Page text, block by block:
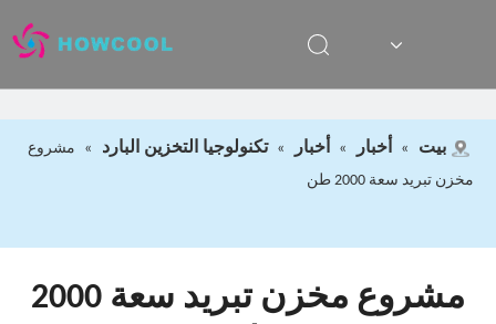
بيت » أخبار » أخبار » تكنولوجيا التخزين البارد »
مشروع
مخزن تبريد سعة 2000 طن
مشروع مخزن تبريد سعة 2000